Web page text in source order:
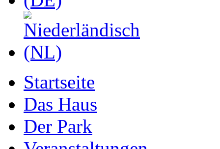
Startseite
Das Haus
Der Park